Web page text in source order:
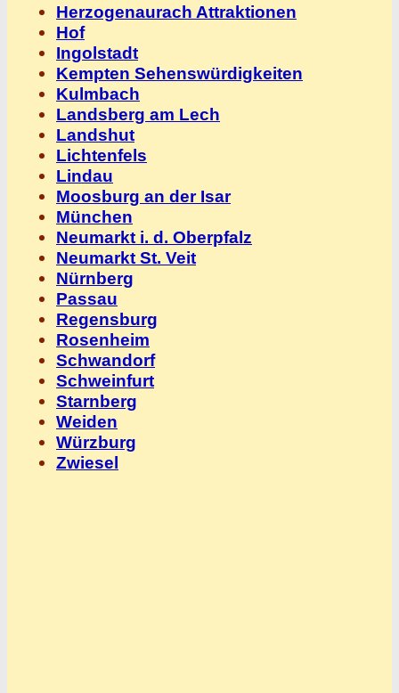
Herzogenaurach Attraktionen
Hof
Ingolstadt
Kempten Sehenswürdigkeiten
Kulmbach
Landsberg am Lech
Landshut
Lichtenfels
Lindau
Moosburg an der Isar
München
Neumarkt i. d. Oberpfalz
Neumarkt St. Veit
Nürnberg
Passau
Regensburg
Rosenheim
Schwandorf
Schweinfurt
Starnberg
Weiden
Würzburg
Zwiesel